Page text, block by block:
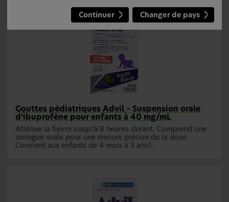
Gouttes pédiatriques Advil – Suspension orale
d’ibuprofène pour enfants à 40 mg/mL
Atténue la fièvre jusqu’à 8 heures durant. Comprend une
seringue orale pour une mesure précise de la dose.
Convient aux enfants de 4 mois à 3 ans 2 .
Continuer Changer de pays